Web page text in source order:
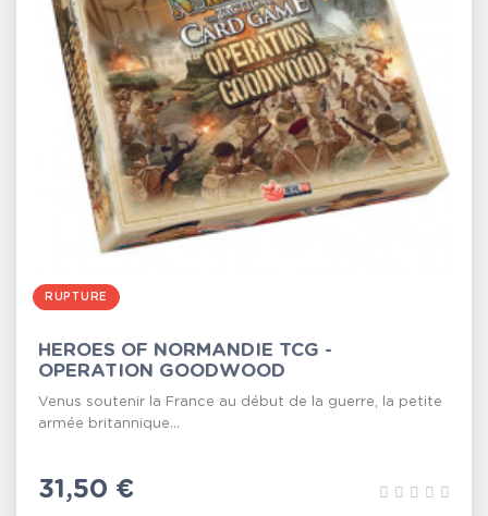
RUPTURE
HEROES OF NORMANDIE TCG -
OPERATION GOODWOOD
Venus soutenir la France au début de la guerre, la petite
armée britannique...
Prix
31,50 €